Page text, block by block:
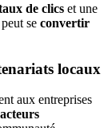
de clics et une
se convertir
locaux
aux entreprises